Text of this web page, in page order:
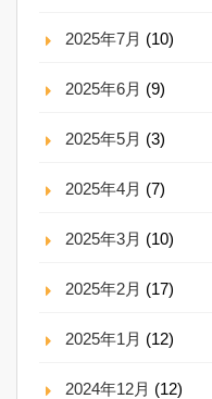
2025年7月 (10)
2025年6月 (9)
2025年5月 (3)
2025年4月 (7)
2025年3月 (10)
2025年2月 (17)
2025年1月 (12)
2024年12月 (12)